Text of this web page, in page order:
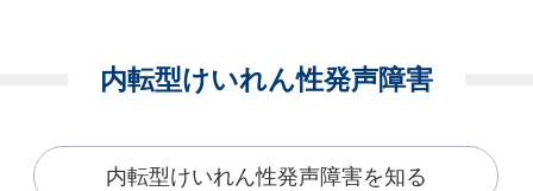
内転型けいれん性発声障害
内転型けいれん性発声障害を知る